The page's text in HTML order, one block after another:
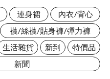
連身裙
內衣/背心
襪/絲襪/貼身褲/彈力褲
生活雜貨 新到
特價品
新聞